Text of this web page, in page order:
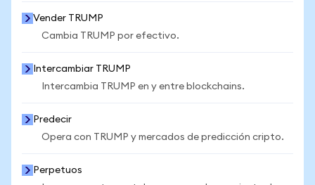
Vender TRUMP
Cambia TRUMP por efectivo.
Intercambiar TRUMP
Intercambia TRUMP en y entre blockchains.
Predecir
Opera con TRUMP y mercados de predicción cripto.
Perpetuos